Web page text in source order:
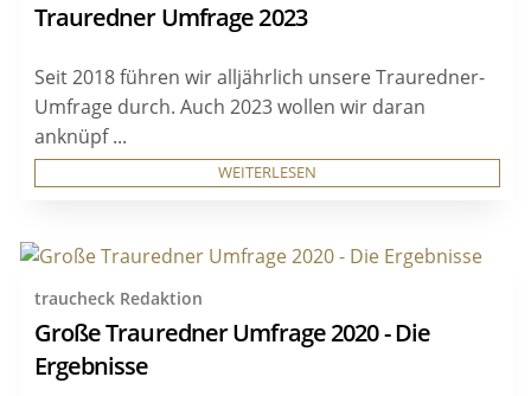
Trauredner Umfrage 2023
Seit 2018 führen wir alljährlich unsere Trauredner-
Umfrage durch. Auch 2023 wollen wir daran
anknüpf ...
WEITERLESEN
traucheck Redaktion
Große Trauredner Umfrage 2020 - Die
Ergebnisse